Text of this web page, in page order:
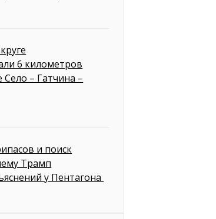
6 километров
Село – Гатчина –
и поиск
Трамп
у Пентагона